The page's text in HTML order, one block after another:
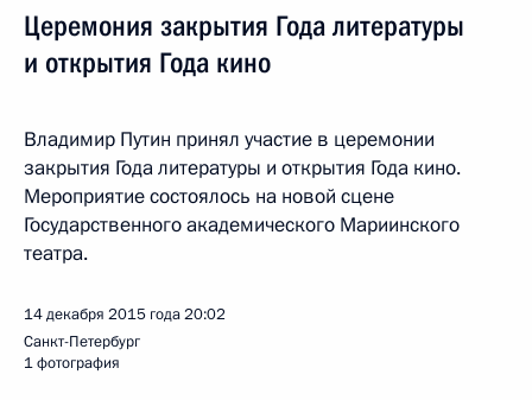
Церемония закрытия Года литературы
и открытия Года кино
Владимир Путин принял участие в церемонии
закрытия Года литературы и открытия Года кино.
Мероприятие состоялось на новой сцене
Государственного академического Мариинского
театра.
14 декабря 2015 года20:02
Санкт-Петербург
1 фотография